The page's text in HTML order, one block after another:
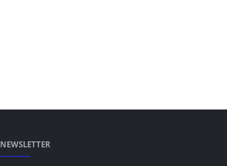
NEWSLETTER